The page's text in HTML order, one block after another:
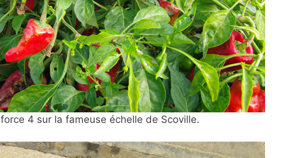
force 4 sur la fameuse échelle de Scoville.